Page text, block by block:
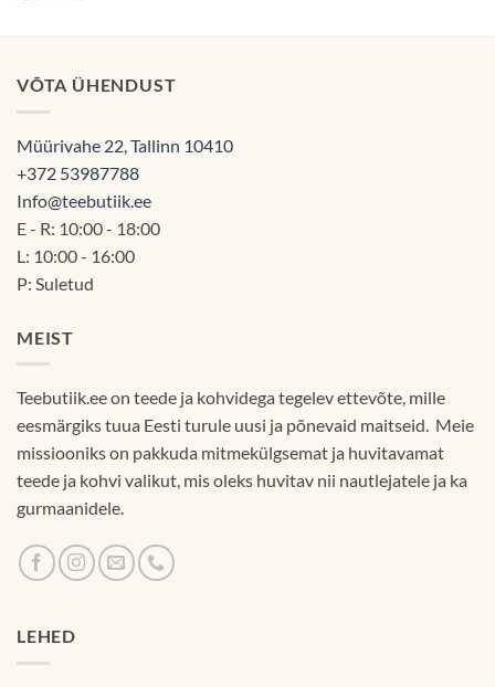
12.90€.11.90€.
VÕTA ÜHENDUST
Müürivahe 22, Tallinn 10410
+372 53987788
Info@teebutiik.ee
E - R: 10:00 - 18:00
L: 10:00 - 16:00
P: Suletud
MEIST
Teebutiik.ee on teede ja kohvidega tegelev ettevõte, mille
eesmärgiks tuua Eesti turule uusi ja põnevaid maitseid. Meie
missiooniks on pakkuda mitmekülgsemat ja huvitavamat
teede ja kohvi valikut, mis oleks huvitav nii nautlejatele ja ka
gurmaanidele.
LEHED